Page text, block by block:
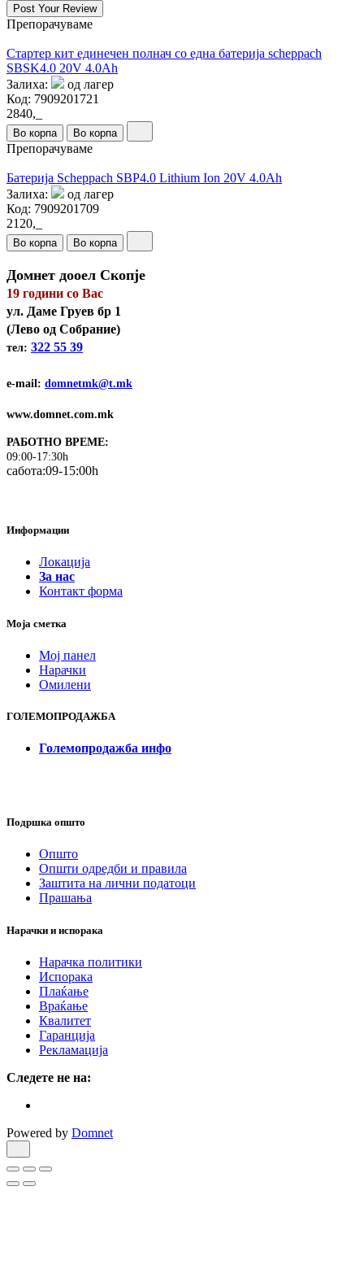
Post Your Review
Препорачуваме
Стартер кит единечен полнач со една батерија scheppach
SBSK4.0 20V 4.0Ah
Залиха:
од лагер
Код: 7909201721
2840,_
Во корпа Во корпа
Препорачуваме
Батерија Scheppach SBP4.0 Lithium Ion 20V 4.0Ah
Залиха:
од лагер
Код: 7909201709
2120,_
Во корпа Во корпа
Домнет дооел Скопје
19 години со Вас
ул. Даме Груев бр 1
(Лeво од Собрание)
тел: 322 55 39
e-mail: domnetmk@t.mk
www.domnet.com.mk
РАБОТНО ВРЕМЕ:
09:00-17:30h
сабота:09-15:00h
Информации
Локација
За нас
Контакт форма
Моја сметка
Мој панел
Нарачки
Омилени
ГОЛЕМОПРОДАЖБА
Големопродажба инфо
Подршка општо
Општо
Општи одредби и правила
Заштита на лични податоци
Прашања
Нарачки и испорака
Нарачка политики
Испорака
Плаќање
Враќање
Квалитет
Гаранција
Рекламација
Следете не на:
Powered by Domnet